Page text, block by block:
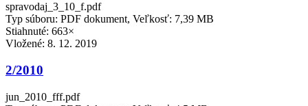
spravodaj_3_10_f.pdf
Typ súboru: PDF dokument, Veľkosť: 7,39 MB
Stiahnuté: 663×
Vložené: 8. 12. 2019
2/2010
jun_2010_fff.pdf